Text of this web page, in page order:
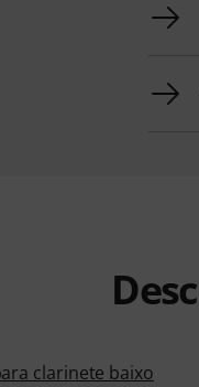
clarinete baixo